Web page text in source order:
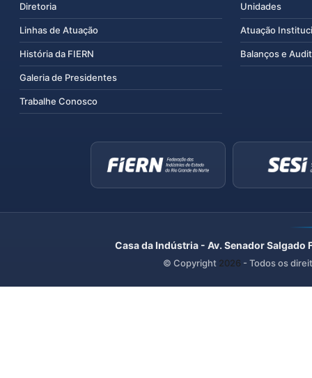
Diretoria
Linhas de Atuação
História da FIERN
Galeria de Presidentes
Trabalhe Conosco
Unidades
Atuação
Balanços e
Casa da Indústria - Av. Senador
© Copyright 2026 - Todos os